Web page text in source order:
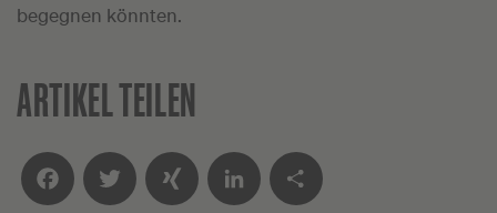
begegnen könnten.
ARTIKEL TEILEN